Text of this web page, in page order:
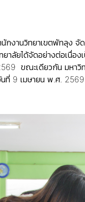
งานวิทยาเขตพัทลุง จั
ยาลัยได้จัดอย่างต่อเนื่
ขณะเดียวกัน มหา
ที่ 9 เมษายน พ.ศ.